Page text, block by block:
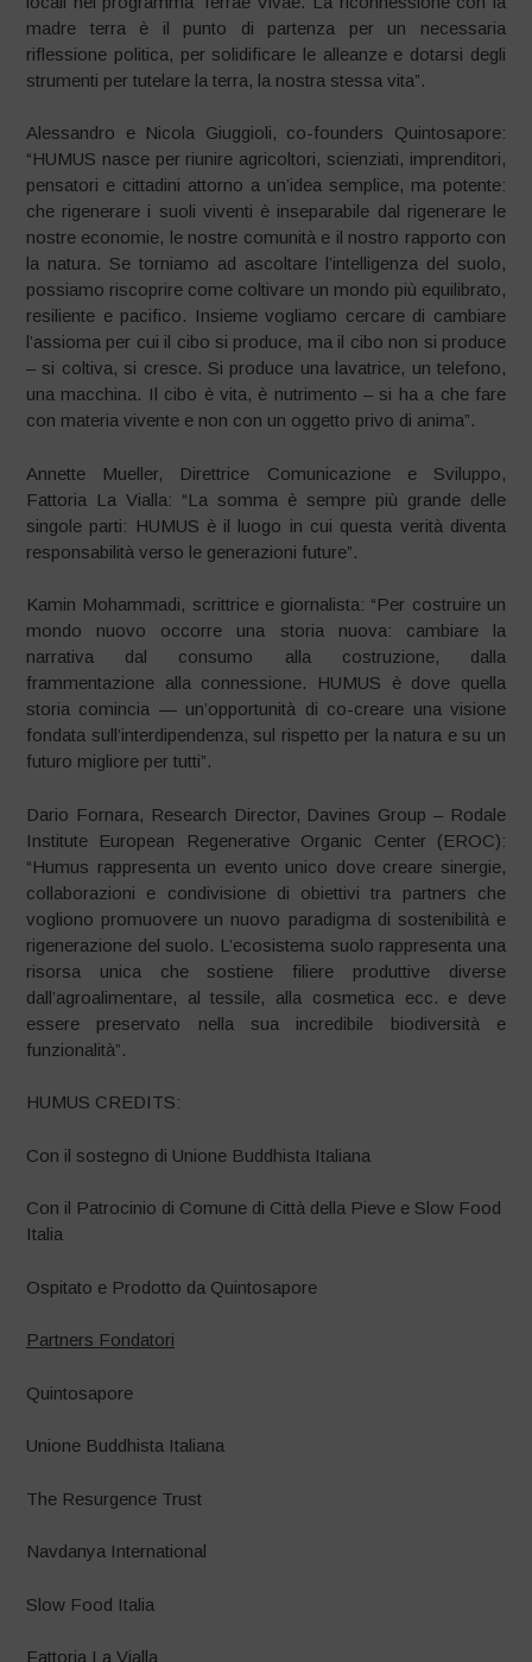
madre terra è il punto di partenza per un necessaria
riflessione politica, per solidificare le alleanze e dotarsi degli
strumenti per tutelare la terra, la nostra stessa vita”.
Alessandro e Nicola Giuggioli, co-founders Quintosapore:
“HUMUS nasce per riunire agricoltori, scienziati, imprenditori,
pensatori e cittadini attorno a un’idea semplice, ma potente:
che rigenerare i suoli viventi è inseparabile dal rigenerare le
nostre economie, le nostre comunità e il nostro rapporto con
la natura. Se torniamo ad ascoltare l’intelligenza del suolo,
possiamo riscoprire come coltivare un mondo più equilibrato,
resiliente e pacifico. Insieme vogliamo cercare di cambiare
l’assioma per cui il cibo si produce, ma il cibo non si produce
– si coltiva, si cresce. Si produce una lavatrice, un telefono,
una macchina. Il cibo è vita, è nutrimento – si ha a che fare
con materia vivente e non con un oggetto privo di anima”.
Annette Mueller, Direttrice Comunicazione e Sviluppo,
Fattoria La Vialla: “La somma è sempre più grande delle
singole parti: HUMUS è il luogo in cui questa verità diventa
responsabilità verso le generazioni future”.
Kamin Mohammadi, scrittrice e giornalista: “Per costruire un
mondo nuovo occorre una storia nuova: cambiare la
narrativa dal consumo alla costruzione, dalla
frammentazione alla connessione. HUMUS è dove quella
storia comincia — un’opportunità di co-creare una visione
fondata sull’interdipendenza, sul rispetto per la natura e su un
futuro migliore per tutti”.
Dario Fornara, Research Director, Davines Group – Rodale
Institute European Regenerative Organic Center (EROC):
“Humus rappresenta un evento unico dove creare sinergie,
collaborazioni e condivisione di obiettivi tra partners che
vogliono promuovere un nuovo paradigma di sostenibilità e
rigenerazione del suolo. L’ecosistema suolo rappresenta una
risorsa unica che sostiene filiere produttive diverse
dall’agroalimentare, al tessile, alla cosmetica ecc. e deve
essere preservato nella sua incredibile biodiversità e
funzionalità”.
HUMUS CREDITS:
Con il sostegno di Unione Buddhista Italiana
Con il Patrocinio di Comune di Città della Pieve e Slow Food
Italia
Ospitato e Prodotto da Quintosapore
Partners Fondatori
Quintosapore
Unione Buddhista Italiana
The Resurgence Trust
Navdanya International
Slow Food Italia
Fattoria La Vialla